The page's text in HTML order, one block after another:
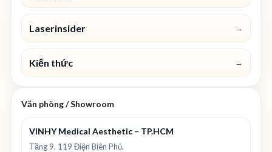
Laserinsider →
Kiến thức →
Văn phòng / Showroom
VINHY Medical Aesthetic – TP.HCM
Tầng 9, 119 Điện Biên Phủ,